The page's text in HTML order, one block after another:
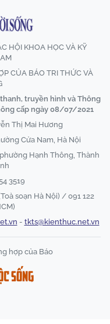
HỘI KHOA HỌC VÀ KỸ
CỦA BÁO TRI THỨC VÀ
truyền hình và Thông
cấp ngày 08/07/2021
Thị Mai Hương
Cửa Nam, Hà Nội
Hạnh Thông, Thành
3519
soạn Hà Nội) / 091 122
- tkts@kienthuc.net.vn
hợp của Báo